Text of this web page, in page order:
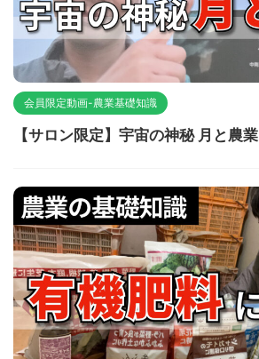
会員限定動画-農業基礎知識
【サロン限定】宇宙の神秘 月と農業